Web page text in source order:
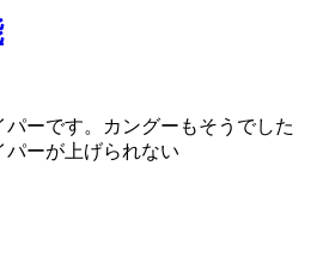
ーです。カングーもそうでした
ーが上げられない